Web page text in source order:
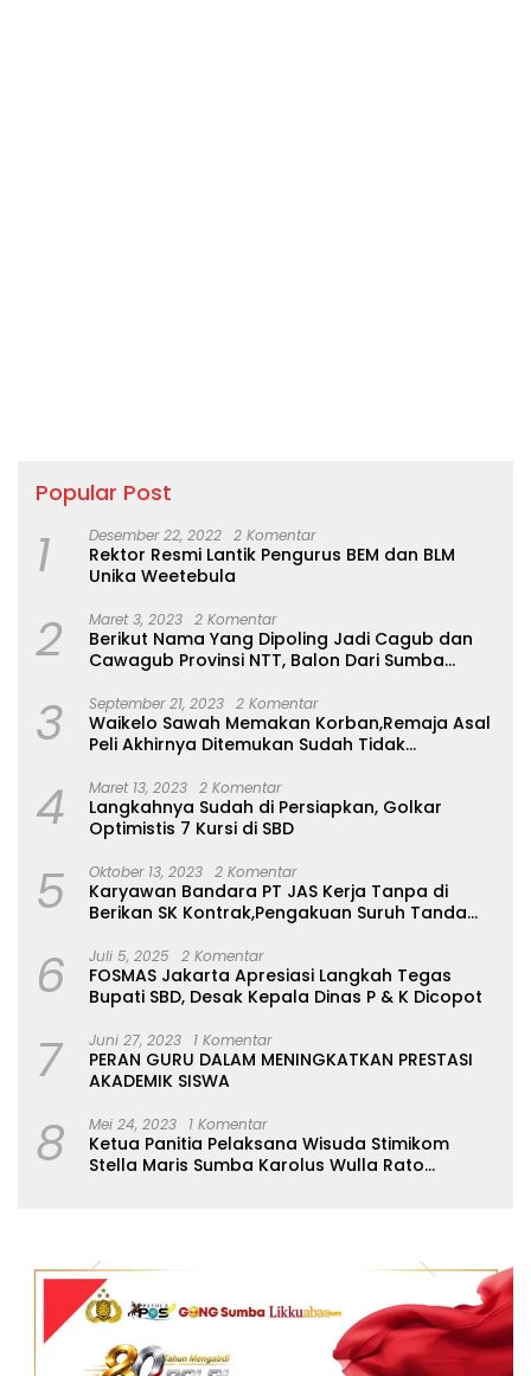
Popular Post
1 Desember 22, 2022 2 Komentar
Rektor Resmi Lantik Pengurus BEM dan BLM
Unika Weetebula
2 Maret 3, 2023 2 Komentar
Berikut Nama Yang Dipoling Jadi Cagub dan
Cawagub Provinsi NTT, Balon Dari Sumba
3 September 21, 2023 2 Komentar
Waikelo Sawah Memakan Korban,Remaja Asal
Peli Akhirnya Ditemukan Sudah Tidak
4 Maret 13, 2023 2 Komentar
Langkahnya Sudah di Persiapkan, Golkar
Optimistis 7 Kursi di SBD
5 Oktober 13, 2023 2 Komentar
Karyawan Bandara PT JAS Kerja Tanpa di
Berikan SK Kontrak,Pengakuan Suruh Tanda
6 Juli 5, 2025 2 Komentar
FOSMAS Jakarta Apresiasi Langkah Tegas
Bupati SBD, Desak Kepala Dinas P & K Dicopot
7 Juni 27, 2023 1 Komentar
PERAN GURU DALAM MENINGKATKAN PRESTASI
AKADEMIK SISWA
8 Mei 24, 2023 1 Komentar
Ketua Panitia Pelaksana Wisuda Stimikom
Stella Maris Sumba Karolus Wulla Rato